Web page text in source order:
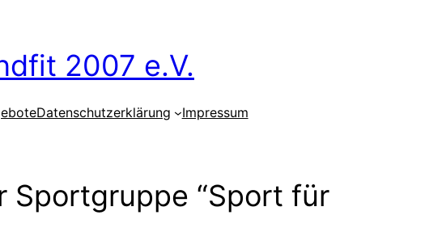
2007 e.V.
Datenschutzerklärung Impressum
Sportgruppe “Sport für